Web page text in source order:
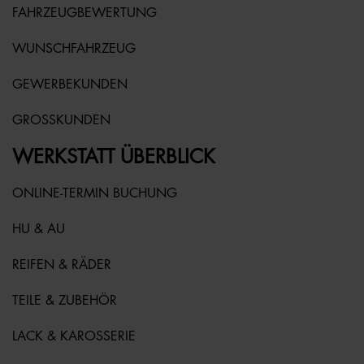
FAHRZEUGBEWERTUNG
WUNSCHFAHRZEUG
GEWERBEKUNDEN
GROSSKUNDEN
WERKSTATT ÜBERBLICK
ONLINE-TERMIN BUCHUNG
HU & AU
REIFEN & RÄDER
TEILE & ZUBEHÖR
LACK & KAROSSERIE